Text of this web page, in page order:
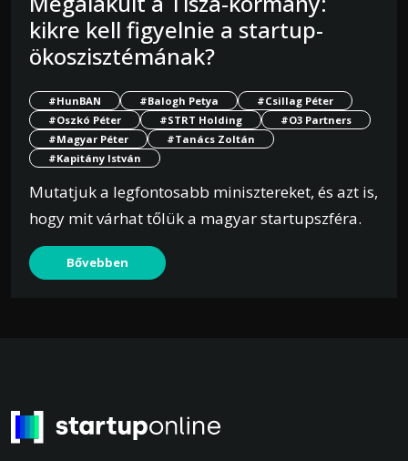
kikre kell figyelnie a startup-
ökoszisztémának?
#HunBAN #Balogh Petya
#Csillag Péter
#Oszkó Péter
#STRT Holding
#O3 Partners
#Magyar Péter
#Tanács Zoltán
#Kapitány István
Mutatjuk a legfontosabb minisztereket, és azt is,
hogy mit várhat tőlük a magyar startupszféra.
Bővebben